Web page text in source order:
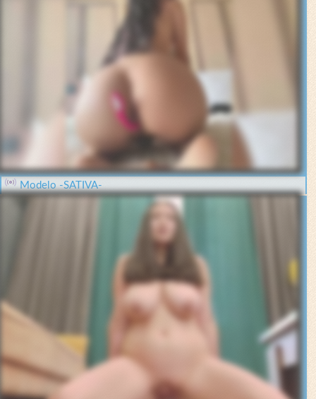
Modelo -SATIVA-